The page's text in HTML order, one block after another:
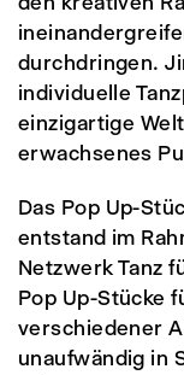
durchdringen.
individuelle
einzigartige
erwachsenes
Das Pop Up-
entstand im
Netzwerk Tanz
Pop Up-Stücke
verschiedener
unaufwändig in